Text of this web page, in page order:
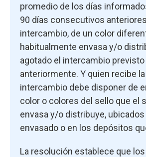
promedio de los días
90 días consecutivos
intercambio, de un color
habitualmente envasa y/o
agotado el intercambio previsto
anteriormente. Y quien recibe
intercambio debe disponer de
color o colores del sello que el
envasa y/o distribuye, ubicados
envasado o en los depósitos
La resolución establece que los